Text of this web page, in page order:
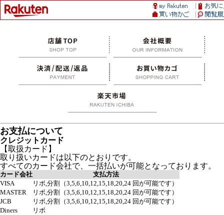
お支払について
クレジットカード
【取扱カード】
取り扱いカードは以下のとおりです。
すべてのカード会社で、一括払いが可能となっております。
カード会社
支払方法
VISA
リボ,分割（3,5,6,10,12,15,18,20,24 回が可能です）
MASTER
リボ,分割（3,5,6,10,12,15,18,20,24 回が可能です）
JCB
リボ,分割（3,5,6,10,12,15,18,20,24 回が可能です）
Diners
リボ